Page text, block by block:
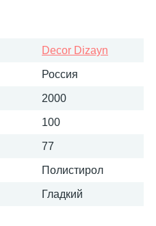
Decor Dizayn
Россия
2000
100
77
Полистирол
Гладкий